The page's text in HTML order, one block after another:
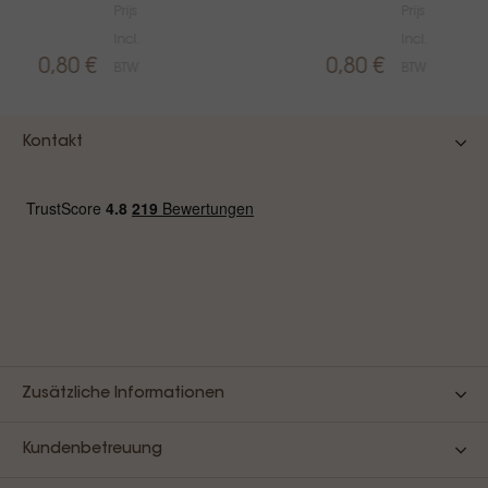
0,80 € 0,80 €
Kontakt
Zusätzliche Informationen
Kundenbetreuung